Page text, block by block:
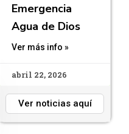
Emergencia
Agua de Dios
Ver más info »
abril 22, 2026
Ver noticias aquí